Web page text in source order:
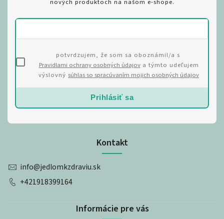
Kontakt
info@jedlomkzdraviu.sk
+421918399164
Informácie pre vás
nových produktoch na našom e-shope.
potvrdzujem, že som sa oboznámil/a s
Pravidlami ochrany osobných údajova týmto udeľujem
výslovný súhlas so spracúvaním mojich osobných údajov
Prihlásiť sa